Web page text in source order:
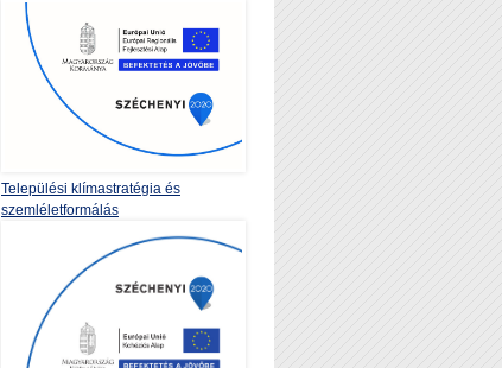
Települési klímastratégia és
szemléletformálás